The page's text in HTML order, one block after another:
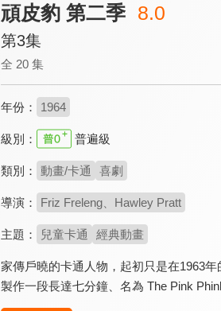
頑皮豹 第二季 8.0
第3集
全 20 集
年份： 1964
級別： 普遍級
類別： 動畫/卡通 喜劇
導演： Friz Freleng、Hawley Pratt
主題： 兒童卡通 經典動畫
家傳戶曉的卡通人物，起初只是在1963
製作一段長達七分鐘、名為 The Pink